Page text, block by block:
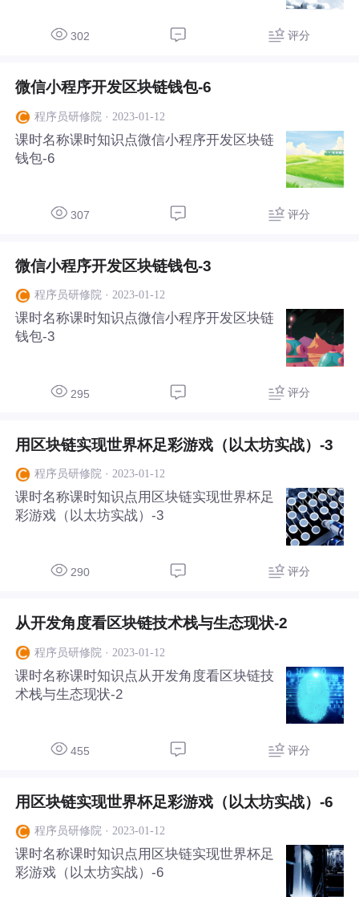
302 评分
微信小程序开发区块链钱包-6
程序员研修院 · 2023-01-12
课时名称课时知识点微信小程序开发区块链
钱包-6
307 评分
微信小程序开发区块链钱包-3
程序员研修院· 2023-01-12
课时名称课时知识点微信小程序开发区块链
钱包-3
295 评分
用区块链实现世界杯足彩游戏（以太坊实战）-3
程序员研修院 · 2023-01-12
课时名称课时知识点用区块链实现世界杯足
彩游戏（以太坊实战）-3
290 评分
从开发角度看区块链技术栈与生态现状-2
程序员研修院 · 2023-01-12
课时名称课时知识点从开发角度看区块链技
术栈与生态现状-2
455 评分
用区块链实现世界杯足彩游戏（以太坊实战）-6
程序员研修院· 2023-01-12
课时名称课时知识点用区块链实现世界杯足
彩游戏（以太坊实战）-6